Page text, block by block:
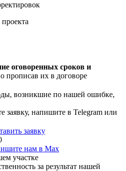
оговоренных сроков и
прописав их в договоре
возникшие по нашей ошибке,
заявку, напишите в Telegram или
заявку
нам в Max
участке
за результат нашей